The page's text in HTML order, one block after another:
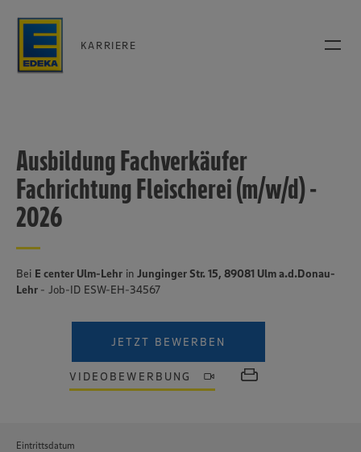
KARRIERE
Ausbildung Fachverkäufer
Fachrichtung Fleischerei (m/w/d) -
2026
Bei E center Ulm-Lehr in Junginger Str. 15, 89081 Ulm a.d.Donau-
Lehr - Job-ID ESW-EH-34567
JETZT BEWERBEN
VIDEOBEWERBUNG
Eintrittsdatum